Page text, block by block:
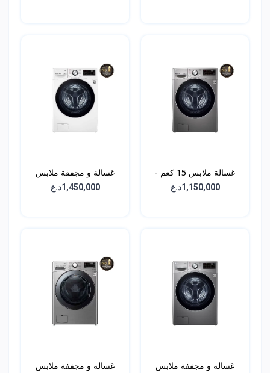
غسالة ملابس 15 كغم -
WL91H62PN
1,150,000د.ع
غسالة و مجففة ملابس
(2في1) 15 كغم -1,450,000د.ع
غسالة و مجففة ملابس
غسالة و مجففة ملابس